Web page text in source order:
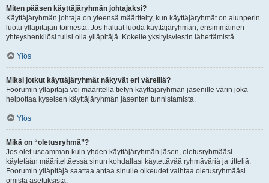
Miten pääsen käyttäjäryhmän johtajaksi?
Käyttäjäryhmän johtaja on yleensä määritelty, kun käyttäjäryhmät on alunperin
luotu ylläpitäjän toimesta. Jos haluat luoda käyttäjäryhmän, ensimmäinen
yhteyshenkilösi tulisi olla ylläpitäjä. Kokeile yksityisviestin lähettämistä.
Ylös
Miksi jotkut käyttäjäryhmät näkyvät eri väreillä?
Foorumin ylläpitäjä voi määritellä tietyn käyttäjäryhmän jäsenille värin joka
helpottaa kyseisen käyttäjäryhmän jäsenten tunnistamista.
Ylös
Mikä on “oletusryhmä”?
Jos olet useamman kuin yhden käyttäjäryhmän jäsen, oletusryhmääsi
käytetään määriteltäessä sinun kohdallasi käytettävää ryhmäväriä ja titteliä.
Foorumin ylläpitäjä saattaa antaa sinulle oikeudet vaihtaa oletusryhmääsi
omista asetuksista.